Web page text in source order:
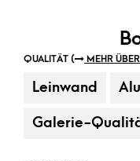
QUALITÄT ( MEHR
Leinwand
Galerie-